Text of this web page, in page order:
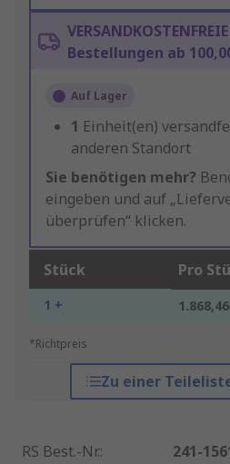
Bestellungen ab
Auf Lager
1 Einheit(en)
anderen Standort
Sie benötigen mehr?
eingeben und auf
überprüfen“ klicken.
Stück Pro
1 +
*Richtpreis
Zu einer
RS Best.-Nr.:
241-